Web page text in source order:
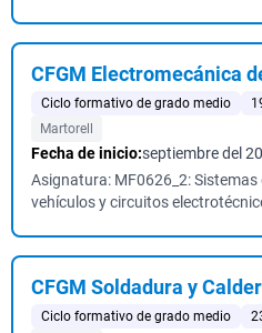
CFGM Electromecánica
Ciclo formativo de grado medio
Martorell
Fecha de inicio:septiembre del
Asignatura: MF0626_2:
vehículos y circuitos
CFGM Soldadura y
Ciclo formativo de grado medio